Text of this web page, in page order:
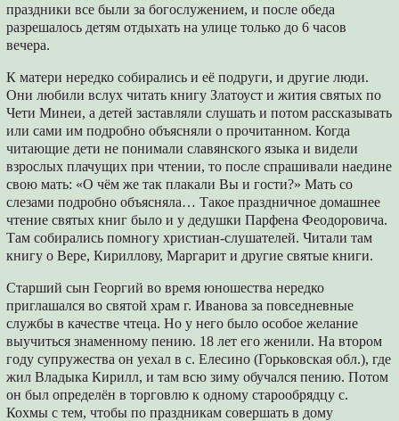
праздники все были за богослужением, и после обеда
разрешалось детям отдыхать на улице только до 6 часов
вечера.
К матери нередко собирались и её подруги, и другие люди.
Они любили вслух читать книгу Златоуст и жития святых по
Чети Минеи, а детей заставляли слушать и потом рассказывать
или сами им подробно объясняли о прочитанном. Когда
читающие дети не понимали славянского языка и видели
взрослых плачущих при чтении, то после спрашивали наедине
свою мать: «О чём же так плакали Вы и гости?» Мать со
слезами подробно объясняла… Такое праздничное домашнее
чтение святых книг было и у дедушки Парфена Феодоровича.
Там собирались помногу христиан-слушателей. Читали там
книгу о Вере, Кириллову, Маргарит и другие святые книги.
Старший сын Георгий во время юношества нередко
приглашался во святой храм г. Иванова за повседневные
службы в качестве чтеца. Но у него было особое желание
выучиться знаменному пению. 18 лет его женили. На втором
году супружества он уехал в с. Елесино (Горьковская обл.), где
жил Владыка Кирилл, и там всю зиму обучался пению. Потом
он был определён в торговлю к одному старообрядцу с.
Кохмы с тем, чтобы по праздникам совершать в дому